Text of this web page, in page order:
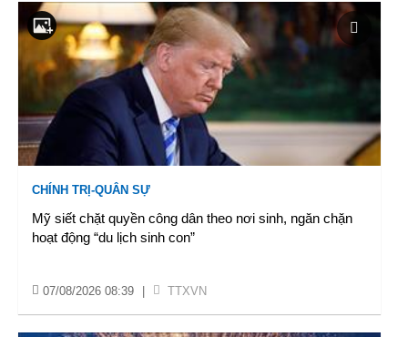
CHÍNH TRỊ-QUÂN SỰ
Mỹ siết chặt quyền công dân theo nơi sinh, ngăn chặn
hoạt động “du lịch sinh con”
07/08/2026 08:39 TTXVN